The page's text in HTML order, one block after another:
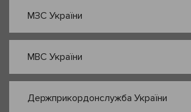
МЗС України
МВС України
Держприкордонслужба України